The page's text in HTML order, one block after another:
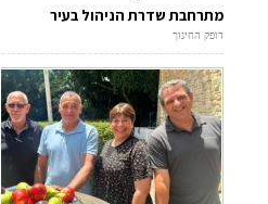
מתרחבת שדרת הניהול בעיר
דופק החינוך